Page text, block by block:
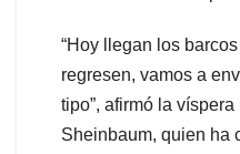
“Hoy llegan los
regresen, vamos a
tipo”, afirmó la
Sheinbaum, quien ha